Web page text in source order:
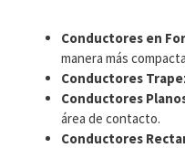
Conductores en
manera más
Conductores
Conductores
área de contacto.
Conductores